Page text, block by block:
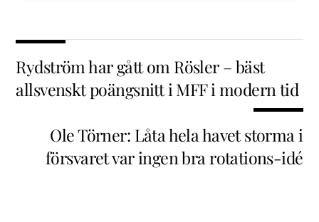
Rydström har gått om Rösler – bäst
allsvenskt poängsnitt i MFF i modern tid
Ole Törner: Låta hela havet storma i
försvaret var ingen bra rotations-idé